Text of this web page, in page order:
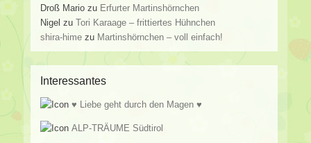
Droß Mario zu Erfurter Martinshörnchen
Nigel zuTori Karaage – frittiertes Hühnchen
shira-hime zu Martinshörnchen – voll einfach!
Interessantes
♥ Liebe geht durch den Magen ♥
ALP-TRÄUME Südtirol